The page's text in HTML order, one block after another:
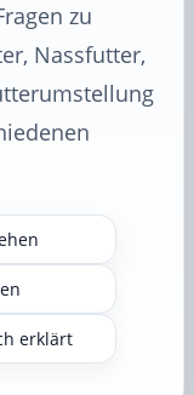
zu
Nassfutter,
erklärt